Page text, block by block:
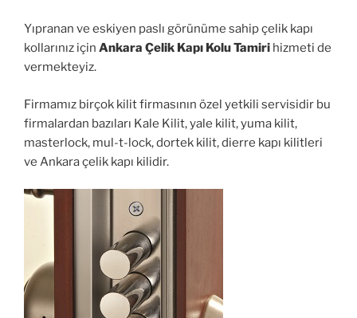
Yıpranan ve eskiyen paslı görünüme sahip çelik kapı
kollarınız için Ankara Çelik Kapı Kolu Tamiri hizmeti de
vermekteyiz.
Firmamız birçok kilit firmasının özel yetkili servisidir bu
firmalardan bazıları Kale Kilit, yale kilit, yuma kilit,
masterlock, mul-t-lock, dortek kilit, dierre kapı kilitleri
ve Ankara çelik kapı kilidir.